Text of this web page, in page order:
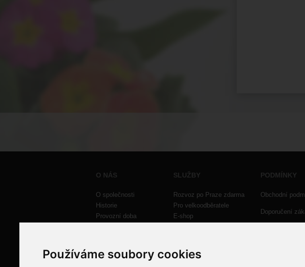
Používáme soubory cookies
O NÁS
O společnosti
Historie
Provozní doba
SLUŽBY
Rozvoz po Praze zdarma
Pro velkoodběratele
E-shop
PODMÍNKY
Obchodní
Doporučení